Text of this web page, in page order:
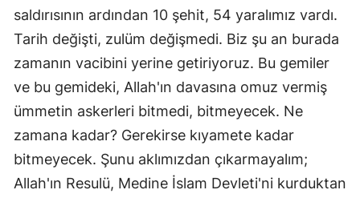
saldırısının ardından 10 şehit, 54 yaralımız vardı.
Tarih değişti, zulüm değişmedi. Biz şu an burada
zamanın vacibini yerine getiriyoruz. Bu gemiler
ve bu gemideki, Allah'ın davasına omuz vermiş
ümmetin askerleri bitmedi, bitmeyecek. Ne
zamana kadar? Gerekirse kıyamete kadar
bitmeyecek. Şunu aklımızdan çıkarmayalım;
Allah'ın Resulü, Medine İslam Devleti'ni kurduktan